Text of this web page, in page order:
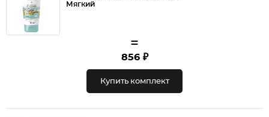
Мягкий
=
856 ₽
Купить комплект